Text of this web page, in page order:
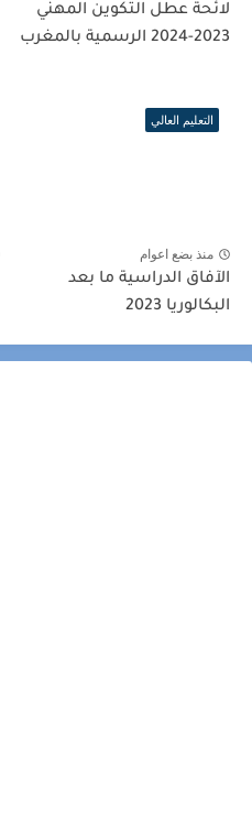
لائحة عطل التكوين المهني
2023-2024 الرسمية بالمغرب
التعليم العالي
منذ بضع اعوام
الآفاق الدراسية ما بعد
البكالوريا 2023